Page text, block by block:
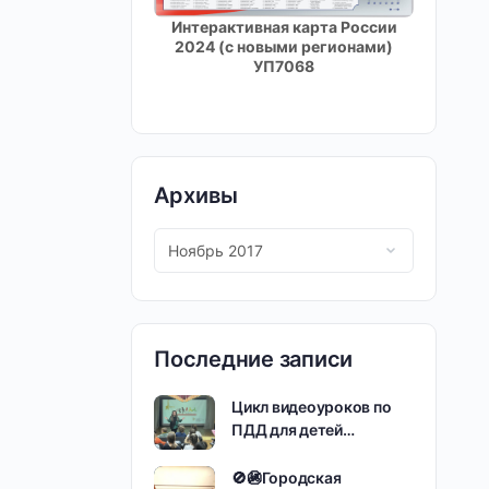
Интерактивная карта России
2024 (с новыми регионами)
УП7068
Архивы
Последние записи
Цикл видеоуроков по
ПДД для детей…
🚫🚳Городская